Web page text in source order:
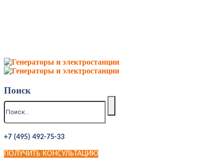
Поиск
+7 (495) 492-75-33
ПОЛУЧИТЬ КОНСУЛЬТАЦИЮ